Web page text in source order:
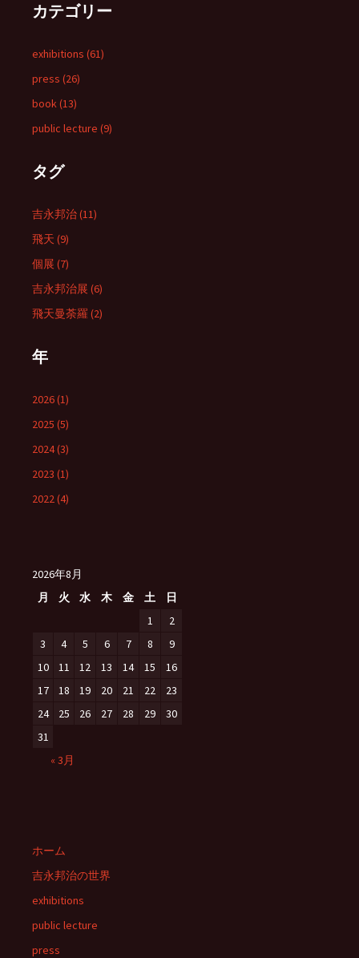
カテゴリー
exhibitions (61)
press (26)
book (13)
public lecture (9)
タグ
吉永邦治 (11)
飛天 (9)
個展 (7)
吉永邦治展 (6)
飛天曼荼羅 (2)
年
2026 (1)
2025 (5)
2024 (3)
2023 (1)
2022 (4)
2026年8月
月
火 水 木 金 土
日
1
2
3
4 5 6 7 8
9
10
11 12 13 14 15
16
17
18 19 20 21 22
23
24
25 26 27 28 29
30
31
« 3月
ホーム
吉永邦治の世界
exhibitions
public lecture
press